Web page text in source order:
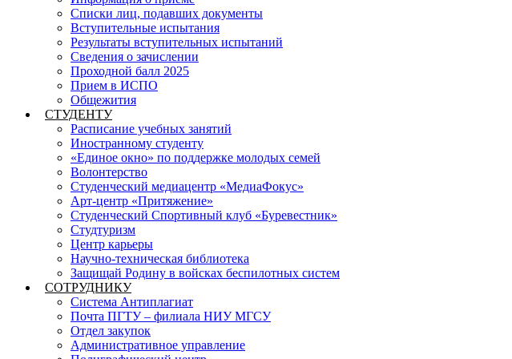
Списки лиц, подавших документы
Вступительные испытания
Результаты вступительных испытаний
Сведения о зачислении
Проходной балл 2025
Прием в ИСПО
Общежития
СТУДЕНТУ
Расписание учебных занятий
Иностранному студенту
«Единое окно» по поддержке молодых семей
Волонтерство
Студенческий медиацентр «МедиаФокус»
Арт-центр «Притяжение»
Студенческий Спортивный клуб «Буревестник»
Студтуризм
Центр карьеры
Научно-техническая библиотека
Защищай Родину в войсках беспилотных систем
СОТРУДНИКУ
Система Антиплагиат
Почта ПГТУ – филиала НИУ МГСУ
Отдел закупок
Административное управление